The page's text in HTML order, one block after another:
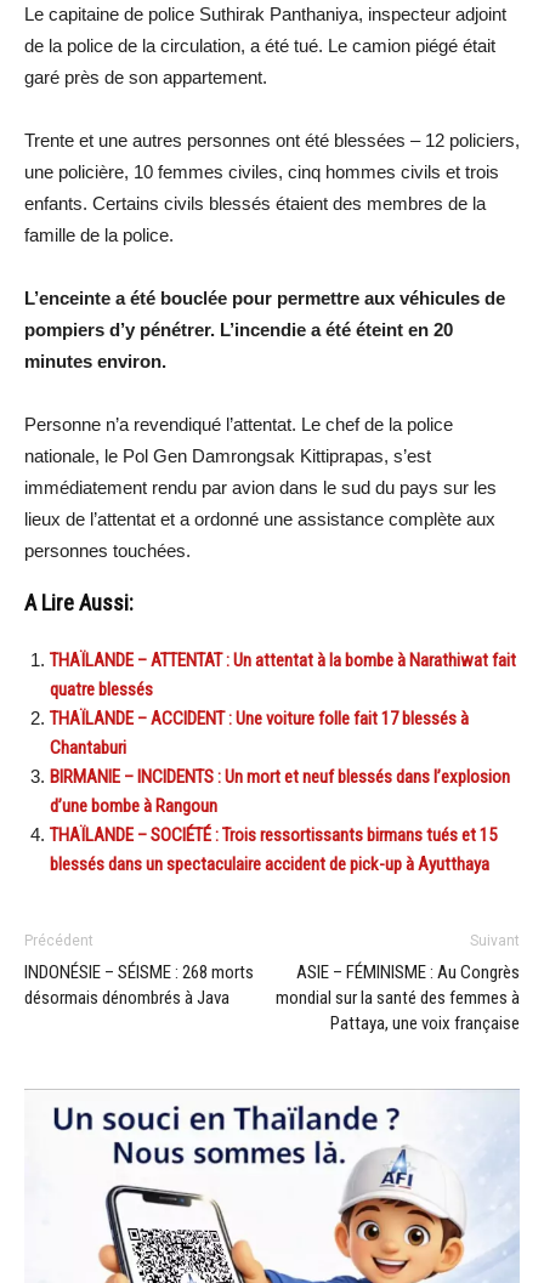
Le capitaine de police Suthirak Panthaniya, inspecteur adjoint
de la police de la circulation, a été tué. Le camion piégé était
garé près de son appartement.
Trente et une autres personnes ont été blessées – 12 policiers,
une policière, 10 femmes civiles, cinq hommes civils et trois
enfants. Certains civils blessés étaient des membres de la
famille de la police.
L’enceinte a été bouclée pour permettre aux véhicules de
pompiers d’y pénétrer. L’incendie a été éteint en 20
minutes environ.
Personne n’a revendiqué l’attentat. Le chef de la police
nationale, le Pol Gen Damrongsak Kittiprapas, s’est
immédiatement rendu par avion dans le sud du pays sur les
lieux de l’attentat et a ordonné une assistance complète aux
personnes touchées.
A Lire Aussi:
THAÏLANDE – ATTENTAT : Un attentat à la bombe à Narathiwat fait
quatre blessés
THAÏLANDE – ACCIDENT : Une voiture folle fait 17 blessés à
Chantaburi
BIRMANIE – INCIDENTS : Un mort et neuf blessés dans l’explosion
d’une bombe à Rangoun
THAÏLANDE – SOCIÉTÉ : Trois ressortissants birmans tués et 15
blessés dans un spectaculaire accident de pick-up à Ayutthaya
Précédent
INDONÉSIE – SÉISME : 268 morts
désormais dénombrés à Java
Suivant
ASIE – FÉMINISME : Au Congrès
mondial sur la santé des femmes à
Pattaya, une voix française